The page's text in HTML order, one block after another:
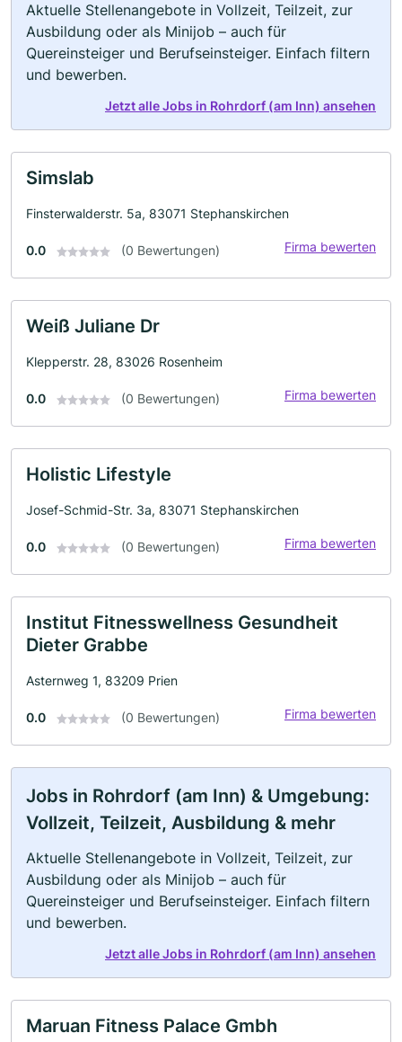
Aktuelle Stellenangebote in Vollzeit, Teilzeit, zur
Ausbildung oder als Minijob – auch für
Quereinsteiger und Berufseinsteiger. Einfach filtern
und bewerben.
Jetzt alle Jobs in Rohrdorf (am Inn) ansehen
Simslab
Finsterwalderstr. 5a, 83071 Stephanskirchen
0.0 (0 Bewertungen) Firma bewerten
Weiß Juliane Dr
Klepperstr. 28, 83026 Rosenheim
0.0 (0 Bewertungen) Firma bewerten
Holistic Lifestyle
Josef-Schmid-Str. 3a, 83071 Stephanskirchen
0.0 (0 Bewertungen) Firma bewerten
Institut Fitnesswellness Gesundheit
Dieter Grabbe
Asternweg 1, 83209 Prien
0.0 (0 Bewertungen) Firma bewerten
Jobs in Rohrdorf (am Inn) & Umgebung:
Vollzeit, Teilzeit, Ausbildung & mehr
Aktuelle Stellenangebote in Vollzeit, Teilzeit, zur
Ausbildung oder als Minijob – auch für
Quereinsteiger und Berufseinsteiger. Einfach filtern
und bewerben.
Jetzt alle Jobs in Rohrdorf (am Inn) ansehen
Maruan Fitness Palace Gmbh